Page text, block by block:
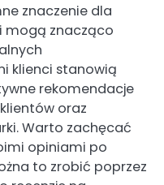
znaczenie dla
mogą znacząco
klienci stanowią
rekomendacje
oraz
Warto zachęcać
opiniami po
to zrobić poprzez